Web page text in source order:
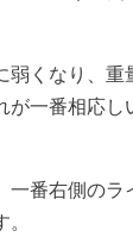
弱くなり、重
が一番相応し
一番右側のラ